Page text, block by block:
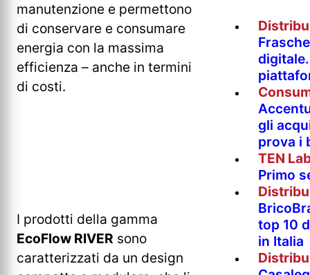
manutenzione e permettono
di conservare e consumare
energia con la massima
efficienza – anche in termini
di costi.
I prodotti della gamma
EcoFlow RIVER sono
caratterizzati da un design
gli
prova i
TEN
Primo
top 10
in Italia